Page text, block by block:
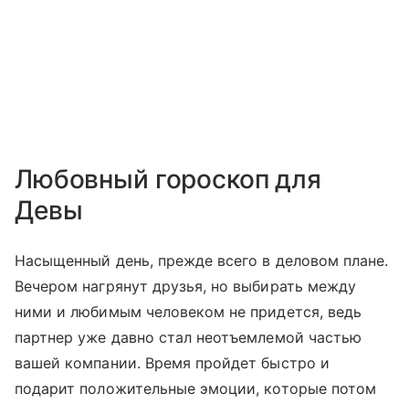
Любовный гороскоп для
Девы
Насыщенный день, прежде всего в деловом плане.
Вечером нагрянут друзья, но выбирать между
ними и любимым человеком не придется, ведь
партнер уже давно стал неотъемлемой частью
вашей компании. Время пройдет быстро и
подарит положительные эмоции, которые потом